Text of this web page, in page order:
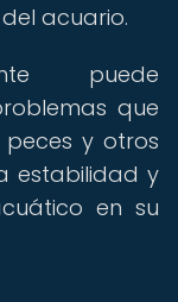
acuario.
puede
que
y otros
estabilidad y
en su